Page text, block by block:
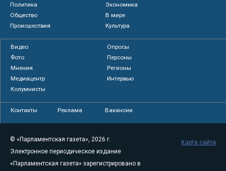
Политика
Экономика
Общество
В мире
Происшествия
Культура
Видео
Опросы
Фото
Персоны
Мнения
Регионы
Медиацентр
Интервью
Колумнисты
Контакты Реклама Вакансии
© «Парламентская газета», 2026 г.
Электронное периодическое издание
«Парламентская газета» зарегистрировано в
Карта сайта